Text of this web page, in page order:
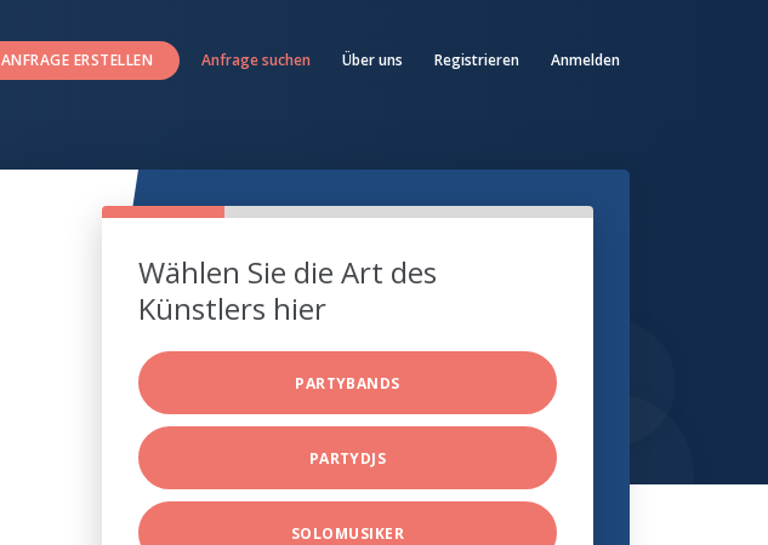
ANFRAGE ERSTELLEN Anfrage suchen Über uns Registrieren Anmelden
Wählen Sie die Art des
Künstlers hier
PARTYBANDS
PARTYDJS
SOLOMUSIKER